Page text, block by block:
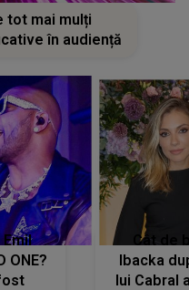
tot mai mulți
în audiență
Emil
ONE?
Cât de
Ibacka
lui Cabral